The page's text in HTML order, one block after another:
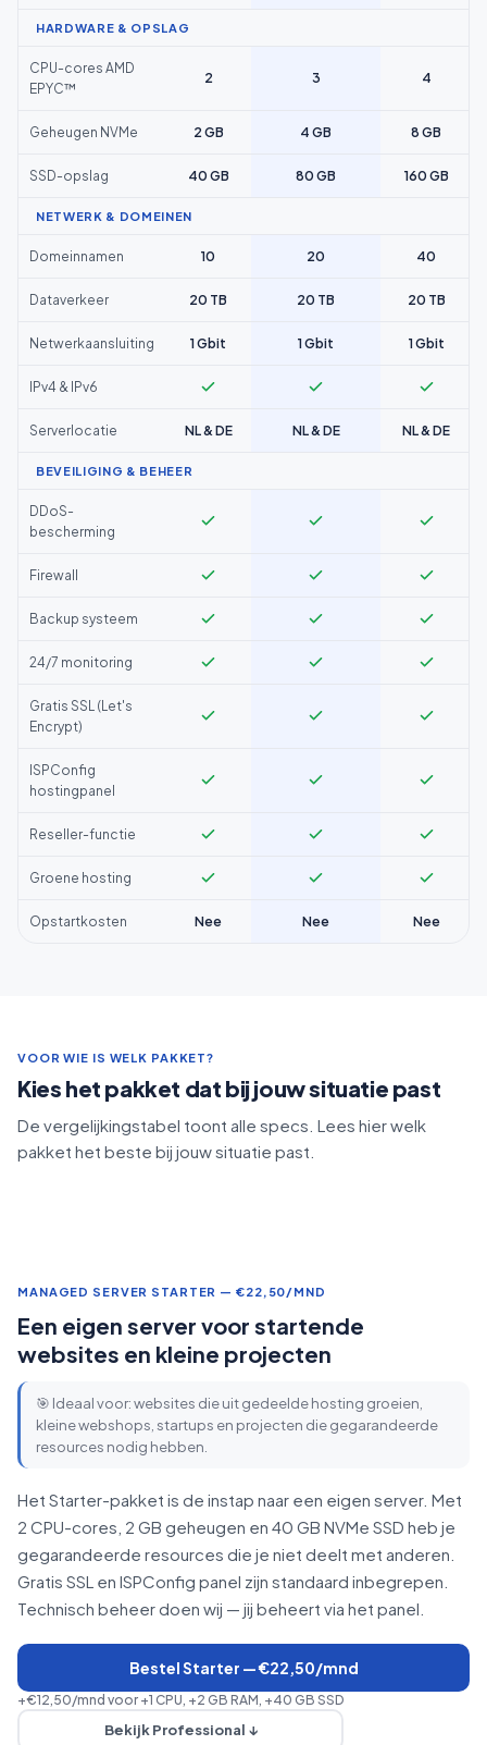
HARDWARE & OPSLAG
CPU-cores AMD
EPYC™
2 3 4
Geheugen NVMe 2 GB 4 GB 8 GB
SSD-opslag 40 GB 80 GB 160 GB
NETWERK & DOMEINEN
Domeinnamen 10 20 40
Dataverkeer 20 TB 20 TB 20 TB
Netwerkaansluiting 1 Gbit 1 Gbit 1 Gbit
IPv4 & IPv6
Serverlocatie NL & DE NL & DE NL & DE
BEVEILIGING & BEHEER
DDoS-
bescherming
Firewall
Backup systeem
24/7 monitoring
Gratis SSL (Let's
Encrypt)
ISPConfig
hostingpanel
Reseller-functie
Groene hosting
Opstartkosten Nee Nee Nee
VOOR WIE IS WELK PAKKET?
Kies het pakket dat bij jouw situatie past
De vergelijkingstabel toont alle specs. Lees hier welk
pakket het beste bij jouw situatie past.
MANAGED SERVER STARTER — €22,50/MND
Een eigen server voor startende
websites en kleine projecten
🎯 Ideaal voor: websites die uit gedeelde hosting groeien,
kleine webshops, startups en projecten die gegarandeerde
resources nodig hebben.
Het Starter-pakket is de instap naar een eigen server. Met
2 CPU-cores, 2 GB geheugen en 40 GB NVMe SSD heb je
gegarandeerde resources die je niet deelt met anderen.
Gratis SSL en ISPConfig panel zijn standaard inbegrepen.
Technisch beheer doen wij — jij beheert via het panel.
Bestel Starter — €22,50/mnd
+€12,50/mnd voor +1 CPU, +2 GB RAM, +40 GB SSD
Bekijk Professional ↓